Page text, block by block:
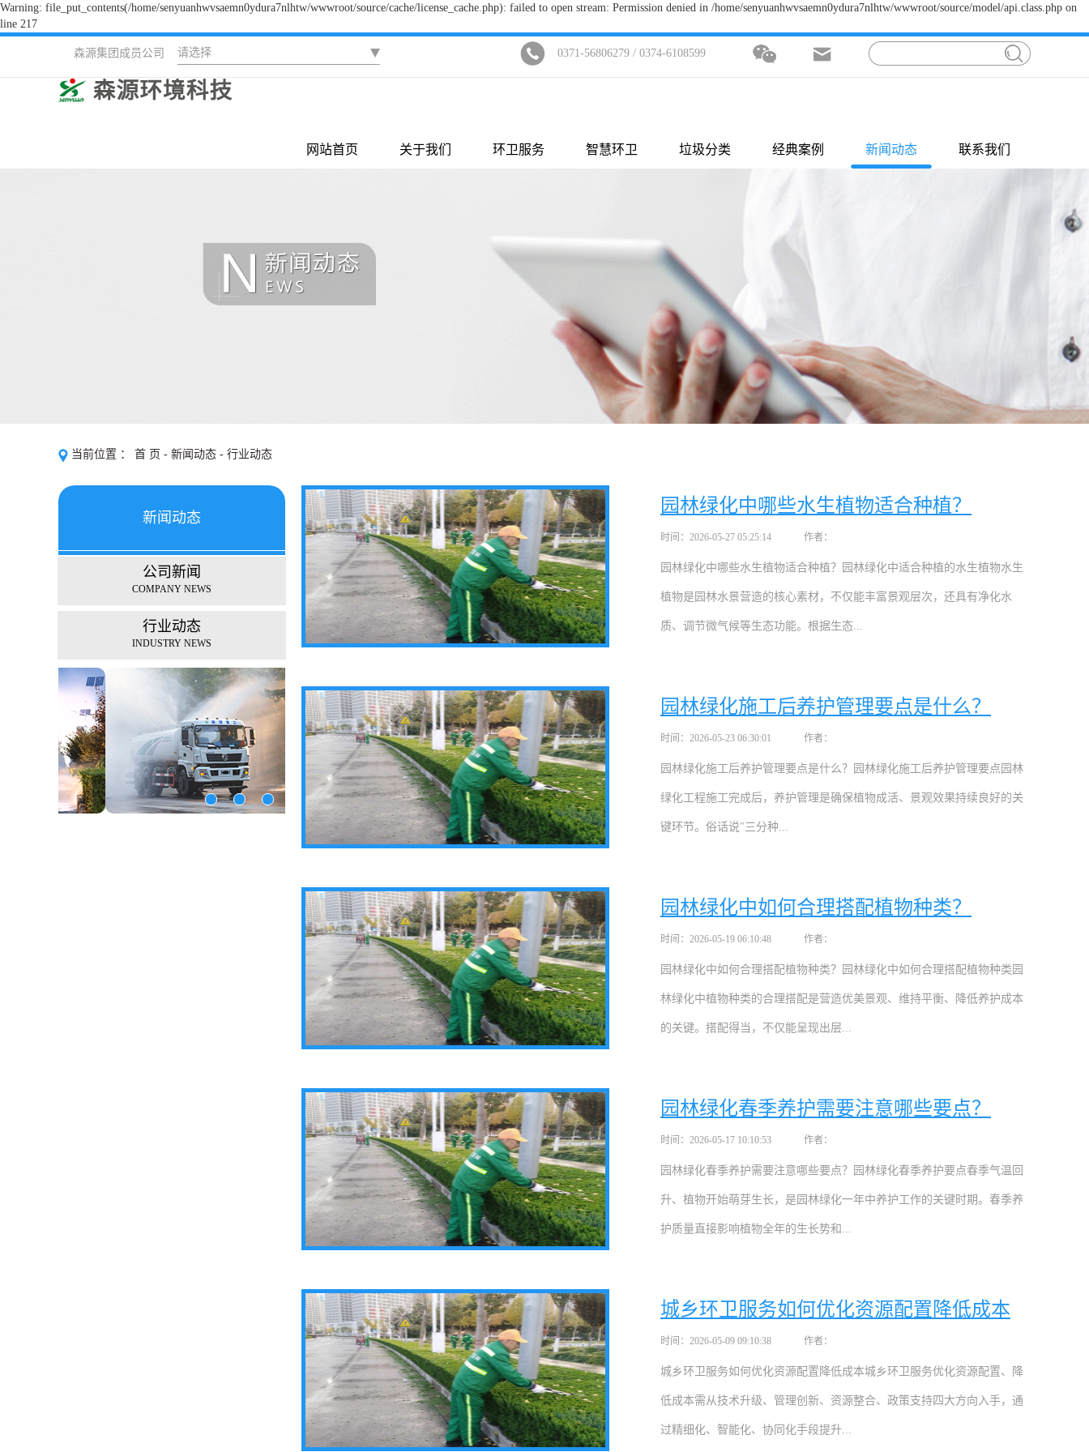
Warning: file_put_contents(/home/senyuanhwvsaemn0ydura7nlhtw/wwwroot/source/cache/license_cache.php): failed to open stream: Permission denied in /home/senyuanhwvsaemn0ydura7nlhtw/wwwroot/source/model/api.class.php on
line 217
森源集团成员公司 请选择 0371-56806279 / 0374-6108599
网站首页 关于我们 环卫服务 智慧环卫 垃圾分类 经典案例 新闻动态 联系我们
当前位置 ： 首 页 - 新闻动态 - 行业动态
新闻动态
NEWS
公司新闻
COMPANY NEWS
行业动态
INDUSTRY NEWS
园林绿化中哪些水生植物适合种植？
时间：2026-05-27 05:25:14 作者：
园林绿化中哪些水生植物适合种植？园林绿化中适合种植的水生植物水生
植物是园林水景营造的核心素材，不仅能丰富景观层次，还具有净化水
质、调节微气候等生态功能。根据生态...
园林绿化施工后养护管理要点是什么？
时间：2026-05-23 06:30:01 作者：
园林绿化施工后养护管理要点是什么？园林绿化施工后养护管理要点园林
绿化工程施工完成后，养护管理是确保植物成活、景观效果持续良好的关
键环节。俗话说"三分种...
园林绿化中如何合理搭配植物种类？
时间：2026-05-19 06:10:48 作者：
园林绿化中如何合理搭配植物种类？园林绿化中如何合理搭配植物种类园
林绿化中植物种类的合理搭配是营造优美景观、维持平衡、降低养护成本
的关键。搭配得当，不仅能呈现出层...
园林绿化春季养护需要注意哪些要点？
时间：2026-05-17 10:10:53 作者：
园林绿化春季养护需要注意哪些要点？园林绿化春季养护要点春季气温回
升、植物开始萌芽生长，是园林绿化一年中养护工作的关键时期。春季养
护质量直接影响植物全年的生长势和...
城乡环卫服务如何优化资源配置降低成本
时间：2026-05-09 09:10:38 作者：
城乡环卫服务如何优化资源配置降低成本城乡环卫服务优化资源配置、降
低成本需从技术升级、管理创新、资源整合、政策支持四大方向入手，通
过精细化、智能化、协同化手段提升...